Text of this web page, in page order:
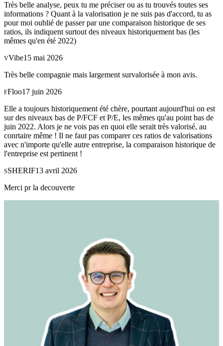
Très belle analyse, peux tu me préciser ou as tu trouvés toutes ses
informations ? Quant à la valorisation je ne suis pas d'accord, tu as
pour moi oublié de passer par une comparaison historique de ses
ratios, ils indiquent surtout des niveaux historiquement bas (les
mêmes qu'en été 2022)
VVibe15 mai 2026
Très belle compagnie mais largement survalorisée à mon avis.
FFloo17 juin 2026
Elle a toujours historiquement été chère, pourtant aujourd'hui on est
sur des niveaux bas de P/FCF et P/E, les mêmes qu'au point bas de
juin 2022. Alors je ne vois pas en quoi elle serait très valorisé, au
conrtaire même ! Il ne faut pas comparer ces ratios de valorisations
avec n'importe qu'elle autre entreprise, la comparaison historique de
l'entreprise est pertinent !
SSHERIF13 avril 2026
Merci pr la decouverte